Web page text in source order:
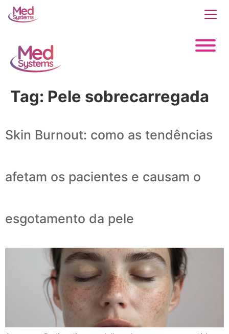
Tag: Pele sobrecarregada
Skin Burnout: como as tendências
afetam os pacientes e causam o
esgotamento da pele